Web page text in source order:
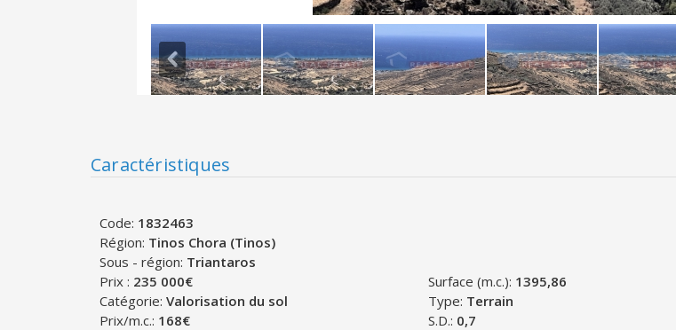
Caractéristiques
Code: 1832463
Région: Tinos Chora (Tinos)
Sous - région: Triantaros
Prix : 235 000€ Surface (m.c.): 1395,86
Catégorie: Valorisation du sol Type: Terrain
Prix/m.c.: 168€ S.D.: 0,7